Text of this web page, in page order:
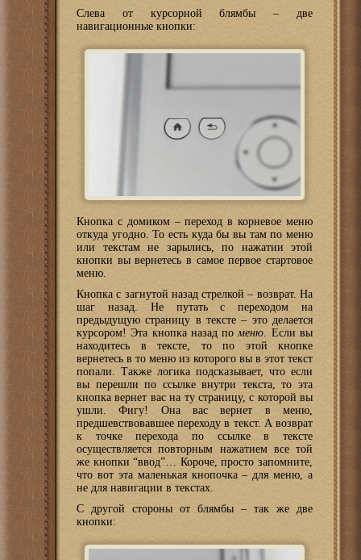
Слева от курсорной блямбы – две
навигационные кнопки:
Кнопка с домиком – переход в корневое меню
откуда угодно. То есть куда бы вы там по меню
или текстам не зарылись, по нажатии этой
кнопки вы вернетесь в самое первое стартовое
меню.
Кнопка с загнутой назад стрелкой – возврат. На
шаг назад. Не путать с переходом на
предыдущую страницу в тексте – это делается
курсором! Эта кнопка назад поменю. Если вы
находитесь в тексте, то по этой кнопке
вернетесь в то меню из которого вы в этот текст
попали. Также логика подсказывает, что если
вы перешли по ссылке внутри текста, то эта
кнопка вернет вас на ту страницу, с которой вы
ушли. Фигу! Она вас вернет в меню,
предшевствовавшее переходу в текст. А возврат
к точке перехода по ссылке в тексте
осуществляется повторным нажатием все той
же кнопки “ввод”… Короче, просто запомните,
что вот эта маленькая кнопочка – для меню, а
не для навигации в текстах.
С другой стороны от блямбы – так же две
кнопки: